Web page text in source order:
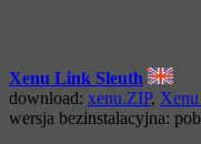
Xenu Link Sleuth
download: xenu.ZIP,
wersja bezinstalacyjna: